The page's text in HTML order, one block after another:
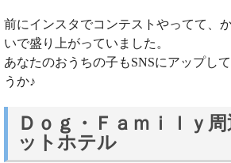
前にインスタでコンテストやってて、
いで盛り上がっていました。
あなたのおうちの子もSNSにアップし
うか♪
Ｄｏｇ・Ｆａｍｉｌｙ
ットホテル